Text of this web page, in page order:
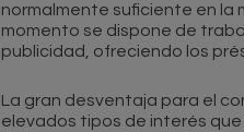
normalmente suficiente en la
momento se dispone de
publicidad, ofreciendo los
La gran desventaja para el
elevados tipos de interés que